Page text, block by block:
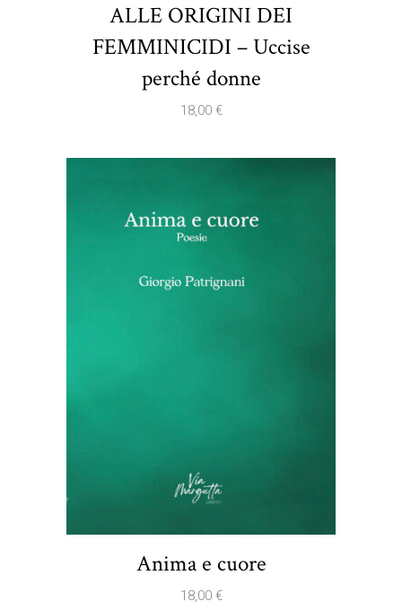
ALLE ORIGINI DEI
FEMMINICIDI – Uccise
perché donne
18,00 €
Anima e cuore
18,00 €